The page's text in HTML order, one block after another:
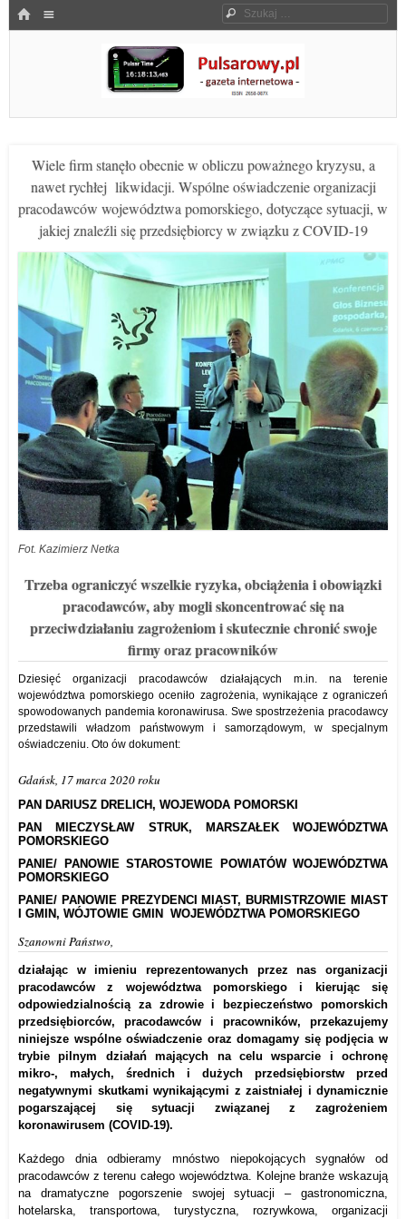
HOME Szukaj
Pulsarowy.pl
Wiele firm stanęło obecnie w obliczu poważnego kryzysu, a
nawet rychłej likwidacji. Wspólne oświadczenie organizacji
pracodawców województwa pomorskiego, dotyczące sytuacji, w
jakiej znaleźli się przedsiębiorcy w związku z COVID-19
Fot. Kazimierz Netka
Trzeba ograniczyć wszelkie ryzyka, obciążenia i obowiązki
pracodawców, aby mogli skoncentrować się na
przeciwdziałaniu zagrożeniom i skutecznie chronić swoje
firmy oraz pracowników
Dziesięć organizacji pracodawców działających m.in. na terenie
województwa pomorskiego oceniło zagrożenia, wynikające z ograniczeń
spowodowanych pandemia koronawirusa. Swe spostrzeżenia pracodawcy
przedstawili władzom państwowym i samorządowym, w specjalnym
oświadczeniu. Oto ów dokument:
Gdańsk, 17 marca 2020 roku
PAN DARIUSZ DRELICH, WOJEWODA POMORSKI
PAN MIECZYSŁAW STRUK, MARSZAŁEK WOJEWÓDZTWA
POMORSKIEGO
PANIE/ PANOWIE STAROSTOWIE POWIATÓW WOJEWÓDZTWA
POMORSKIEGO
PANIE/ PANOWIE PREZYDENCI MIAST, BURMISTRZOWIE MIAST
I GMIN, WÓJTOWIE GMIN WOJEWÓDZTWA POMORSKIEGO
Szanowni Państwo,
działając w imieniu reprezentowanych przez nas organizacji
pracodawców z województwa pomorskiego i kierując się
odpowiedzialnością za zdrowie i bezpieczeństwo pomorskich
przedsiębiorców, pracodawców i pracowników, przekazujemy
niniejsze wspólne oświadczenie oraz domagamy się podjęcia w
trybie pilnym działań mających na celu wsparcie i ochronę
mikro-, małych, średnich i dużych przedsiębiorstw przed
negatywnymi skutkami wynikającymi z zaistniałej i dynamicznie
pogarszającej się sytuacji związanej z zagrożeniem
koronawirusem (COVID-19).
Każdego dnia odbieramy mnóstwo niepokojących sygnałów od
pracodawców z terenu całego województwa. Kolejne branże wskazują
na dramatyczne pogorszenie swojej sytuacji – gastronomiczna,
hotelarska, transportowa, turystyczna, rozrywkowa, organizacji